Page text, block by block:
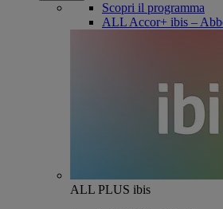
Scopri il programma
ALL Accor+ ibis –
ALL PLUS ibis